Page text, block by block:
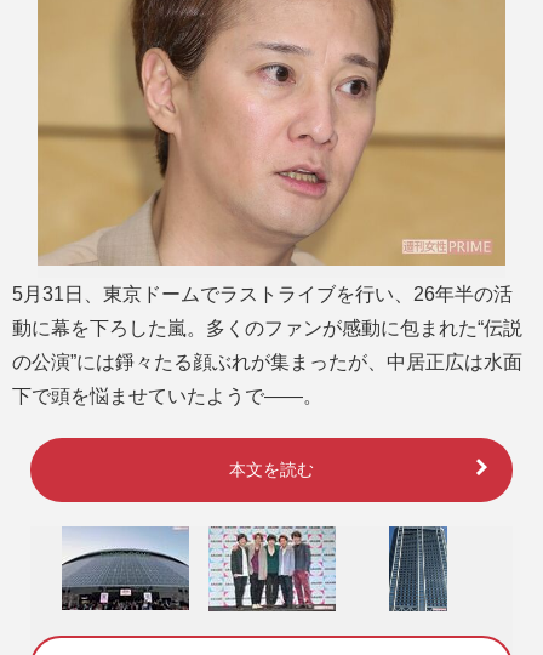
5月31日、東京ドームでラストライブを行い、26年半の活
動に幕を下ろした嵐。多くのファンが感動に包まれた“伝説
の公演”には錚々たる顔ぶれが集まったが、中居正広は水面
下で頭を悩ませていたようで――。
本文を読む